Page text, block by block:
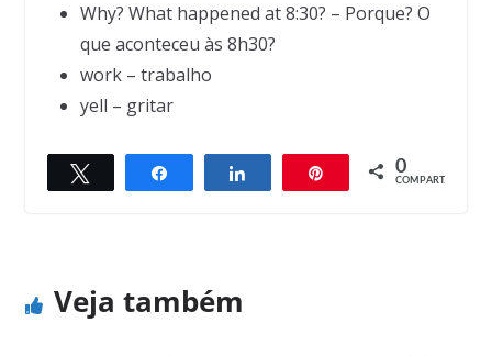
Why? What happened at 8:30? – Porque? O
que aconteceu às 8h30?
work – trabalho
yell – gritar
Compartilhar Compartilhar 0
COMPART.
← Previous
Next →
Veja também